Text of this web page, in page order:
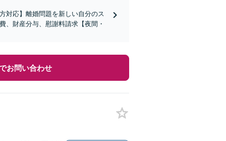
対応】離婚問題を新しい自分のス
、財産分与、慰謝料請求【夜間・
お問い合わせ